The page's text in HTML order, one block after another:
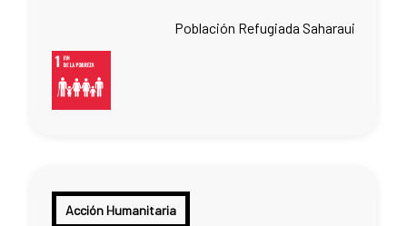
Población Refugiada Saharaui
Acción Humanitaria